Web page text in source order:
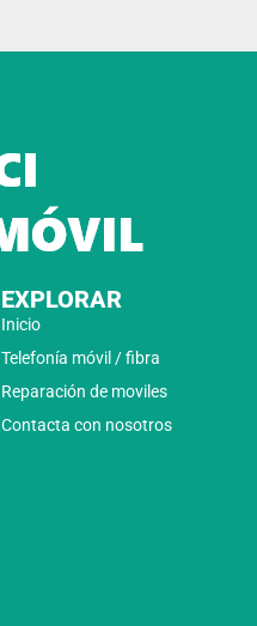
EXPLORAR
Inicio
Telefonía móvil / fibra
Reparación de moviles
Contacta con nosotros